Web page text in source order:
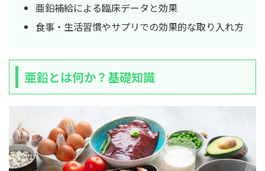
亜鉛補給による臨床データと効果
食事・生活習慣やサプリでの効果的な取り入れ方
亜鉛とは何か？基礎知識